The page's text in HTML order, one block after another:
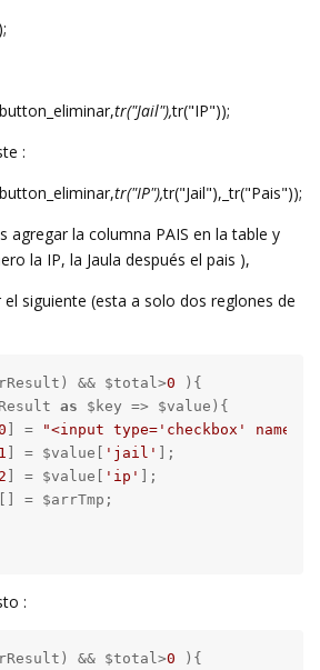
tr("Jail"),tr("IP"));
:
tr("IP"),tr("Jail"),_tr("Pais"));
agregar la columna PAIS en la table y
la IP, la Jaula después el pais ),
siguiente (esta a solo dos reglones de
&& $total>0 ){
as $key => $value){
] = "<input type='checkbox' name='"
1 ] = $value[ 'jail'
];
2 ] = $value[ 'ip'
];
= $arrTmp;
:
&& $total>0 ){